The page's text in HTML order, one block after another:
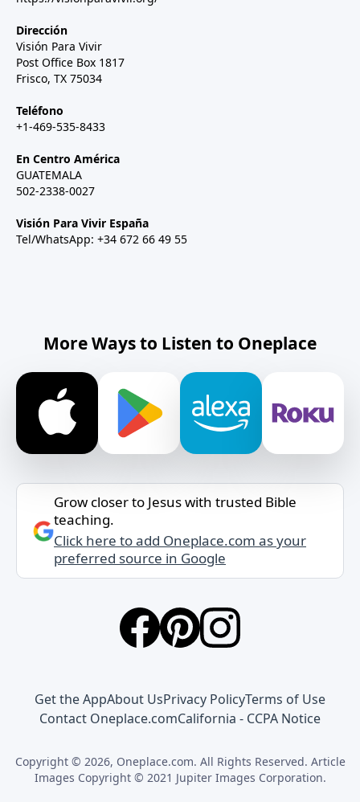
Dirección
Visión Para Vivir
Post Office Box 1817
Frisco, TX 75034
Teléfono
+1-469-535-8433
En Centro América
GUATEMALA
502-2338-0027
Visión Para Vivir España
Tel/WhatsApp: +34 672 66 49 55
More Ways to Listen to Oneplace
Grow closer to Jesus with trusted Bible
teaching.
Click here to add Oneplace.com as your
preferred source in Google
Get the AppAbout UsPrivacy PolicyTerms of Use
Contact Oneplace.comCalifornia - CCPA Notice
Copyright © 2026, Oneplace.com. All Rights Reserved. Article
Images Copyright © 2021 Jupiter Images Corporation.